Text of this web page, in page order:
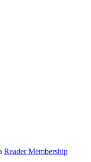
Reader Membership